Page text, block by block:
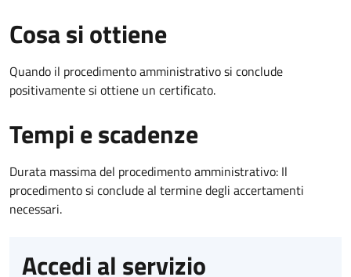
Cosa si ottiene
Quando il procedimento amministrativo si conclude
positivamente si ottiene un certificato.
Tempi e scadenze
Durata massima del procedimento amministrativo: Il
procedimento si conclude al termine degli accertamenti
necessari.
Accedi al servizio